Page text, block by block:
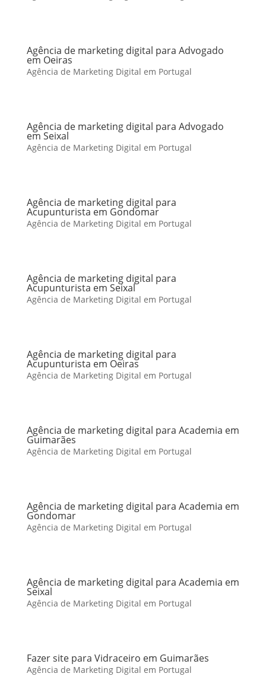
Agência de marketing digital para Advogado
em Oeiras
Agência de Marketing Digital em Portugal
Agência de marketing digital para Advogado
em Seixal
Agência de Marketing Digital em Portugal
Agência de marketing digital para
Acupunturista em Gondomar
Agência de Marketing Digital em Portugal
Agência de marketing digital para
Acupunturista em Seixal
Agência de Marketing Digital em Portugal
Agência de marketing digital para
Acupunturista em Oeiras
Agência de Marketing Digital em Portugal
Agência de marketing digital para Academia em
Guimarães
Agência de Marketing Digital em Portugal
Agência de marketing digital para Academia em
Gondomar
Agência de Marketing Digital em Portugal
Agência de marketing digital para Academia em
Seixal
Agência de Marketing Digital em Portugal
Fazer site para Vidraceiro em Guimarães
Agência de Marketing Digital em Portugal